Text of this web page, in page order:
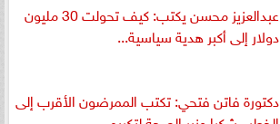
عبدالعزيز محسن يكتب: كيف تحولت 30 مليون
دولار إلى أكبر هدية سياسية...
دكتورة فاتن فتحي: تكتب الممرضون الأقرب إلى